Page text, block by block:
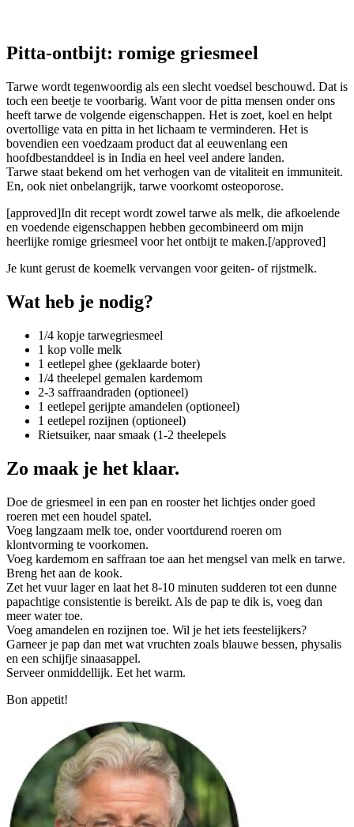
Pitta-ontbijt: romige griesmeel
Tarwe wordt tegenwoordig als een slecht voedsel beschouwd. Dat is
toch een beetje te voorbarig. Want voor de pitta mensen onder ons
heeft tarwe de volgende eigenschappen. Het is zoet, koel en helpt
overtollige vata en pitta in het lichaam te verminderen. Het is
bovendien een voedzaam product dat al eeuwenlang een
hoofdbestanddeel is in India en heel veel andere landen.
Tarwe staat bekend om het verhogen van de vitaliteit en immuniteit.
En, ook niet onbelangrijk, tarwe voorkomt osteoporose.
[approved]In dit recept wordt zowel tarwe als melk, die afkoelende
en voedende eigenschappen hebben gecombineerd om mijn
heerlijke romige griesmeel voor het ontbijt te maken.[/approved]
Je kunt gerust de koemelk vervangen voor geiten- of rijstmelk.
Wat heb je nodig?
1/4 kopje tarwegriesmeel
1 kop volle melk
1 eetlepel ghee (geklaarde boter)
1/4 theelepel gemalen kardemom
2-3 saffraandraden (optioneel)
1 eetlepel gerijpte amandelen (optioneel)
1 eetlepel rozijnen (optioneel)
Rietsuiker, naar smaak (1-2 theelepels
Zo maak je het klaar.
Doe de griesmeel in een pan en rooster het lichtjes onder goed
roeren met een houdel spatel.
Voeg langzaam melk toe, onder voortdurend roeren om
klontvorming te voorkomen.
Voeg kardemom en saffraan toe aan het mengsel van melk en tarwe.
Breng het aan de kook.
Zet het vuur lager en laat het 8-10 minuten sudderen tot een dunne
papachtige consistentie is bereikt. Als de pap te dik is, voeg dan
meer water toe.
Voeg amandelen en rozijnen toe. Wil je het iets feestelijkers?
Garneer je pap dan met wat vruchten zoals blauwe bessen, physalis
en een schijfje sinaasappel.
Serveer onmiddellijk. Eet het warm.
Bon appetit!